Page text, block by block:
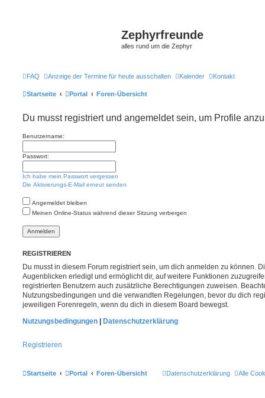
Zephyrfreunde
alles rund um die Zephyr
FAQ Anzeige der Termine für heute ausschalten Kalender Kontakt
Startseite Portal Foren-Übersicht
Du musst registriert und angemeldet sein, um Profile
Benutzername:
Passwort:
Ich habe mein Passwort vergessen
Die Aktivierungs-E-Mail erneut senden
Angemeldet bleiben
Meinen Online-Status während dieser Sitzung verbergen
REGISTRIEREN
Du musst in diesem Forum registriert sein, um dich anmelden zu können.
Augenblicken erledigt und ermöglicht dir, auf weitere Funktionen
registrierten Benutzern auch zusätzliche Berechtigungen zuweisen.
Nutzungsbedingungen und die verwandten Regelungen, bevor du dich
jeweiligen Forenregeln, wenn du dich in diesem Board bewegst.
Nutzungsbedingungen
Datenschutzerklärung
Registrieren
Startseite Portal Foren-Übersicht Alle
Datenschutzerklärung